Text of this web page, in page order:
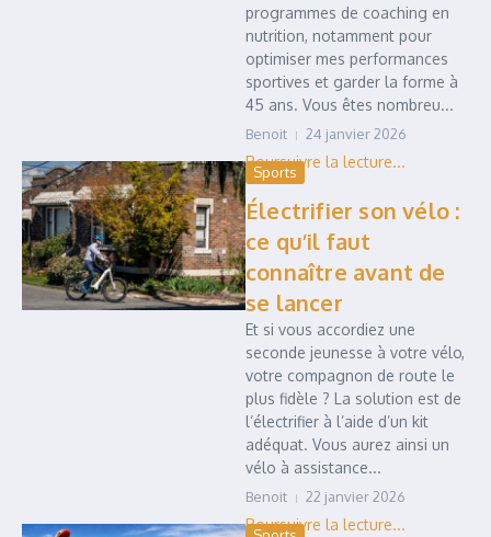
programmes de coaching en
nutrition, notamment pour
optimiser mes performances
sportives et garder la forme à
45 ans. Vous êtes nombreu...
Benoit 24 janvier 2026
Sports
Électrifier son vélo :
ce qu’il faut
connaître avant de
se lancer
Et si vous accordiez une
seconde jeunesse à votre vélo,
votre compagnon de route le
plus fidèle ? La solution est de
l’électrifier à l’aide d’un kit
adéquat. Vous aurez ainsi un
vélo à assistance...
Benoit 22 janvier 2026